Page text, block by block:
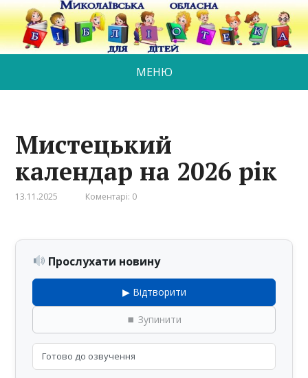
МЕНЮ
Мистецький
календар на 2026 рік
13.11.2025 Коментарі: 0
Прослухати новину
▶ Відтворити
⏹ Зупинити
Готово до озвучення